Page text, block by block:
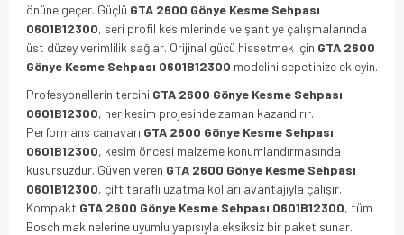
önüne geçer. Güçlü GTA 2600 Gönye Kesme Sehpası
0601B12300, seri profil kesimlerinde ve şantiye çalışmalarında
üst düzey verimlilik sağlar. Orijinal gücü hissetmek için GTA 2600
Gönye Kesme Sehpası 0601B12300 modelini sepetinize ekleyin.
Profesyonellerin tercihi GTA 2600 Gönye Kesme Sehpası
0601B12300, her kesim projesinde zaman kazandırır.
Performans canavarı GTA 2600 Gönye Kesme Sehpası
0601B12300, kesim öncesi malzeme konumlandırmasında
kusursuzdur. Güven veren GTA 2600 Gönye Kesme Sehpası
0601B12300, çift taraflı uzatma kolları avantajıyla çalışır.
Kompakt GTA 2600 Gönye Kesme Sehpası 0601B12300, tüm
Bosch makinelerine uyumlu yapısıyla eksiksiz bir paket sunar.